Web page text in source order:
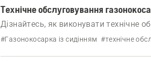
Технічне обслуговування
Дізнайтесь, як виконувати технічне
#Газонокосарка із сидінням #технічне